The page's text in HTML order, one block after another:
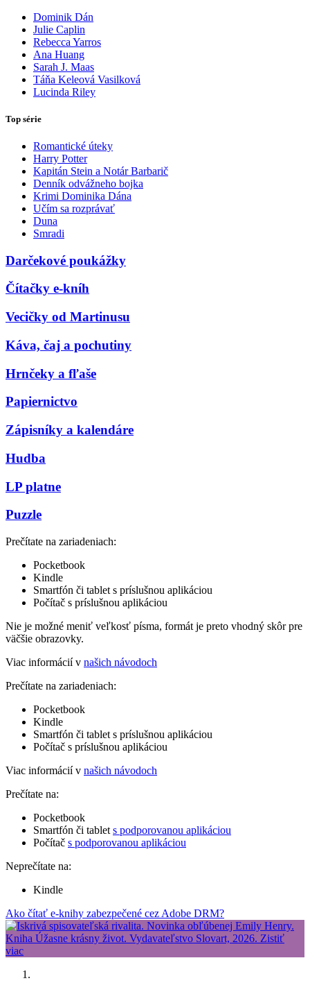
Dominik Dán
Julie Caplin
Rebecca Yarros
Ana Huang
Sarah J. Maas
Táňa Keleová Vasilková
Lucinda Riley
Top série
Romantické úteky
Harry Potter
Kapitán Stein a Notár Barbarič
Denník odvážneho bojka
Krimi Dominika Dána
Učím sa rozprávať
Duna
Smradi
Darčekové poukážky
Čítačky e-kníh
Vecičky od Martinusu
Káva, čaj a pochutiny
Hrnčeky a fľaše
Papiernictvo
Zápisníky a kalendáre
Hudba
LP platne
Puzzle
Prečítate na zariadeniach:
Pocketbook
Kindle
Smartfón či tablet s príslušnou aplikáciou
Počítač s príslušnou aplikáciou
Nie je možné meniť veľkosť písma, formát je preto vhodný skôr pre
väčšie obrazovky.
Viac informácií v našich návodoch
Prečítate na zariadeniach:
Pocketbook
Kindle
Smartfón či tablet s príslušnou aplikáciou
Počítač s príslušnou aplikáciou
Viac informácií v našich návodoch
Prečítate na:
Pocketbook
Smartfón či tablet s podporovanou aplikáciou
Počítač s podporovanou aplikáciou
Neprečítate na:
Kindle
Ako čítať e-knihy zabezpečené cez Adobe DRM?